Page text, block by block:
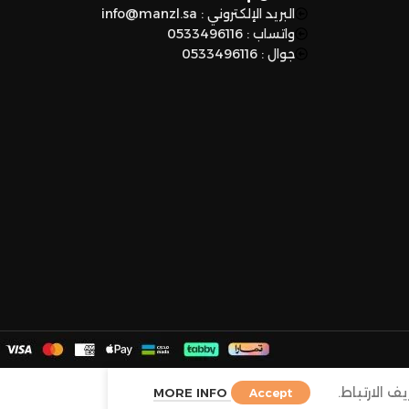
البريد الإلكتروني : info@manzl.sa
واتساب : 0533496116
جوال : 0533496116
الارتباط. MORE INFO Accept